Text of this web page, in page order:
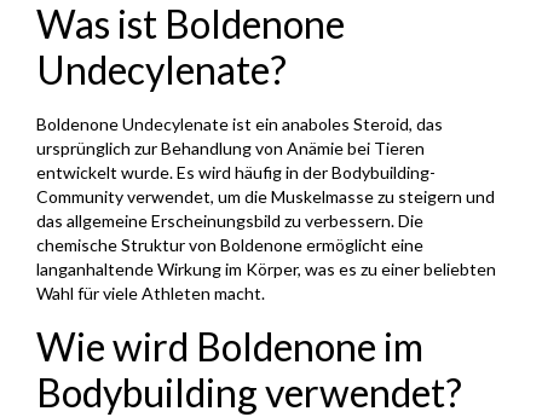
Was ist Boldenone
Undecylenate?
Boldenone Undecylenate ist ein anaboles Steroid, das
ursprünglich zur Behandlung von Anämie bei Tieren
entwickelt wurde. Es wird häufig in der Bodybuilding-
Community verwendet, um die Muskelmasse zu steigern und
das allgemeine Erscheinungsbild zu verbessern. Die
chemische Struktur von Boldenone ermöglicht eine
langanhaltende Wirkung im Körper, was es zu einer beliebten
Wahl für viele Athleten macht.
Wie wird Boldenone im
Bodybuilding verwendet?